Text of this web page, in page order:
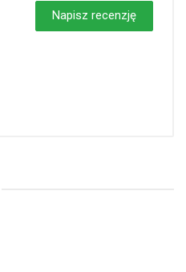
Napisz recenzję